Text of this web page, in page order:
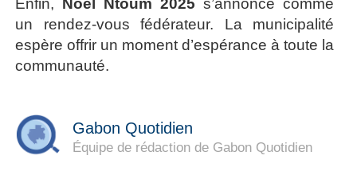
Enfin, Noël Ntoum 2025 s’annonce comme
un rendez-vous fédérateur. La municipalité
espère offrir un moment d’espérance à toute la
communauté.
Gabon Quotidien
Équipe de rédaction de Gabon Quotidien